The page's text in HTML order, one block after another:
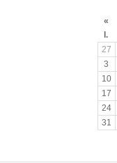
«
l.
27
3
10
17
24
31